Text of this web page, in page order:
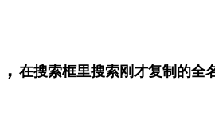
， 在搜索框里搜索刚才复制的全